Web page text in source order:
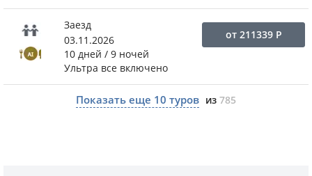
Заезд
03.11.2026
10 дней / 9 ночей
Ультра все включено
от 211339Р
Показать еще 10 туров из 785